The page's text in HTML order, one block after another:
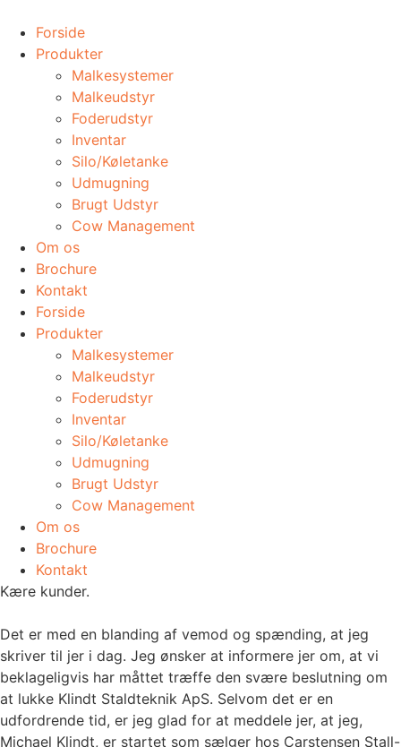
indhold
Forside
Produkter
Malkesystemer
Malkeudstyr
Foderudstyr
Inventar
Silo/Køletanke
Udmugning
​Brugt Udstyr
Cow Management
Om os
Brochure
Kontakt
Forside
Produkter
Malkesystemer
Malkeudstyr
Foderudstyr
Inventar
Silo/Køletanke
Udmugning
​Brugt Udstyr
Cow Management
Om os
Brochure
Kontakt
Kære kunder.
Det er med en blanding af vemod og spænding, at jeg
skriver til jer i dag. Jeg ønsker at informere jer om, at vi
beklageligvis har måttet træffe den svære beslutning om
at lukke Klindt Staldteknik ApS. Selvom det er en
udfordrende tid, er jeg glad for at meddele jer, at jeg,
Michael Klindt, er startet som sælger hos Carstensen Stall-